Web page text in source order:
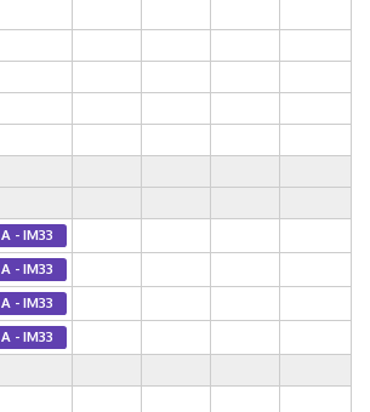
A - IM33
A - IM33
A - IM33
A - IM33